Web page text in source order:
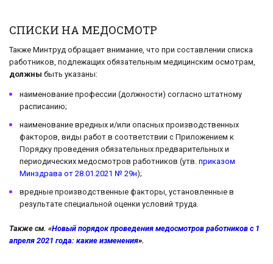
СПИСКИ НА МЕДОСМОТР
Также Минтруд обращает внимание, что при составлении списка
работников, подлежащих обязательным медицинским осмотрам,
должны быть указаны:
наименование профессии (должности) согласно штатному
расписанию;
наименование вредных и/или опасных производственных
факторов, виды работ в соответствии с Приложением к
Порядку проведения обязательных предварительных и
периодических медосмотров работников (утв. приказом
Минздрава от 28.01.2021 № 29н);
вредные производственные факторы, установленные в
результате специальной оценки условий труда.
Также см. «Новый порядок проведения медосмотров работников с 1
апреля 2021 года: какие изменения».